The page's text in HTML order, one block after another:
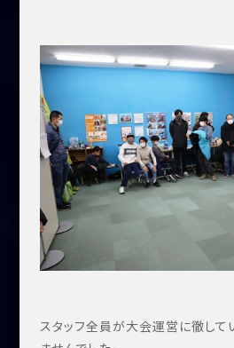
スタッフ全員が大会運営に徹して